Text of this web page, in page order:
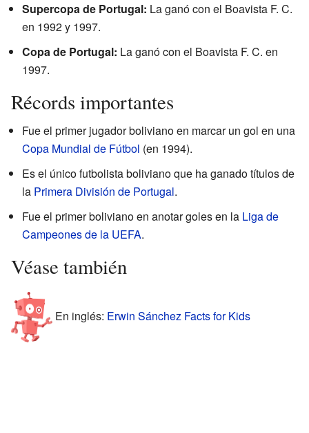
Supercopa de Portugal: La ganó con el Boavista F. C.
en 1992 y 1997.
Copa de Portugal: La ganó con el Boavista F. C. en
1997.
Récords importantes
Fue el primer jugador boliviano en marcar un gol en una
Copa Mundial de Fútbol (en 1994).
Es el único futbolista boliviano que ha ganado títulos de
la Primera División de Portugal.
Fue el primer boliviano en anotar goles en la Liga de
Campeones de la UEFA.
Véase también
En inglés: Erwin Sánchez Facts for Kids